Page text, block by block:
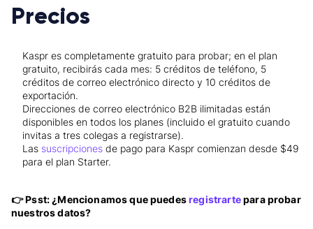
Precios
Kaspr es completamente gratuito para probar; en el plan
gratuito, recibirás cada mes: 5 créditos de teléfono, 5
créditos de correo electrónico directo y 10 créditos de
exportación.
Direcciones de correo electrónico B2B ilimitadas están
disponibles en todos los planes (incluido el gratuito cuando
invitas a tres colegas a registrarse).
Las suscripciones de pago para Kaspr comienzan desde $49
para el plan Starter.
👉 Psst: ¿Mencionamos que puedesregistrartepara probar
nuestros datos?